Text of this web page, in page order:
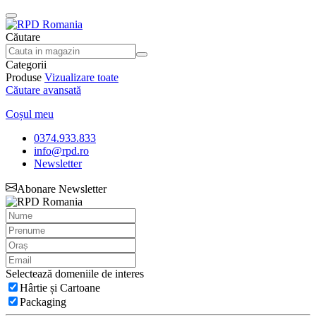
Căutare
Categorii
Produse Vizualizare toate
Căutare avansată
Coșul meu
0374.933.833
info@rpd.ro
Newsletter
Abonare Newsletter
Selectează domeniile de interes
Hârtie și Cartoane
Packaging